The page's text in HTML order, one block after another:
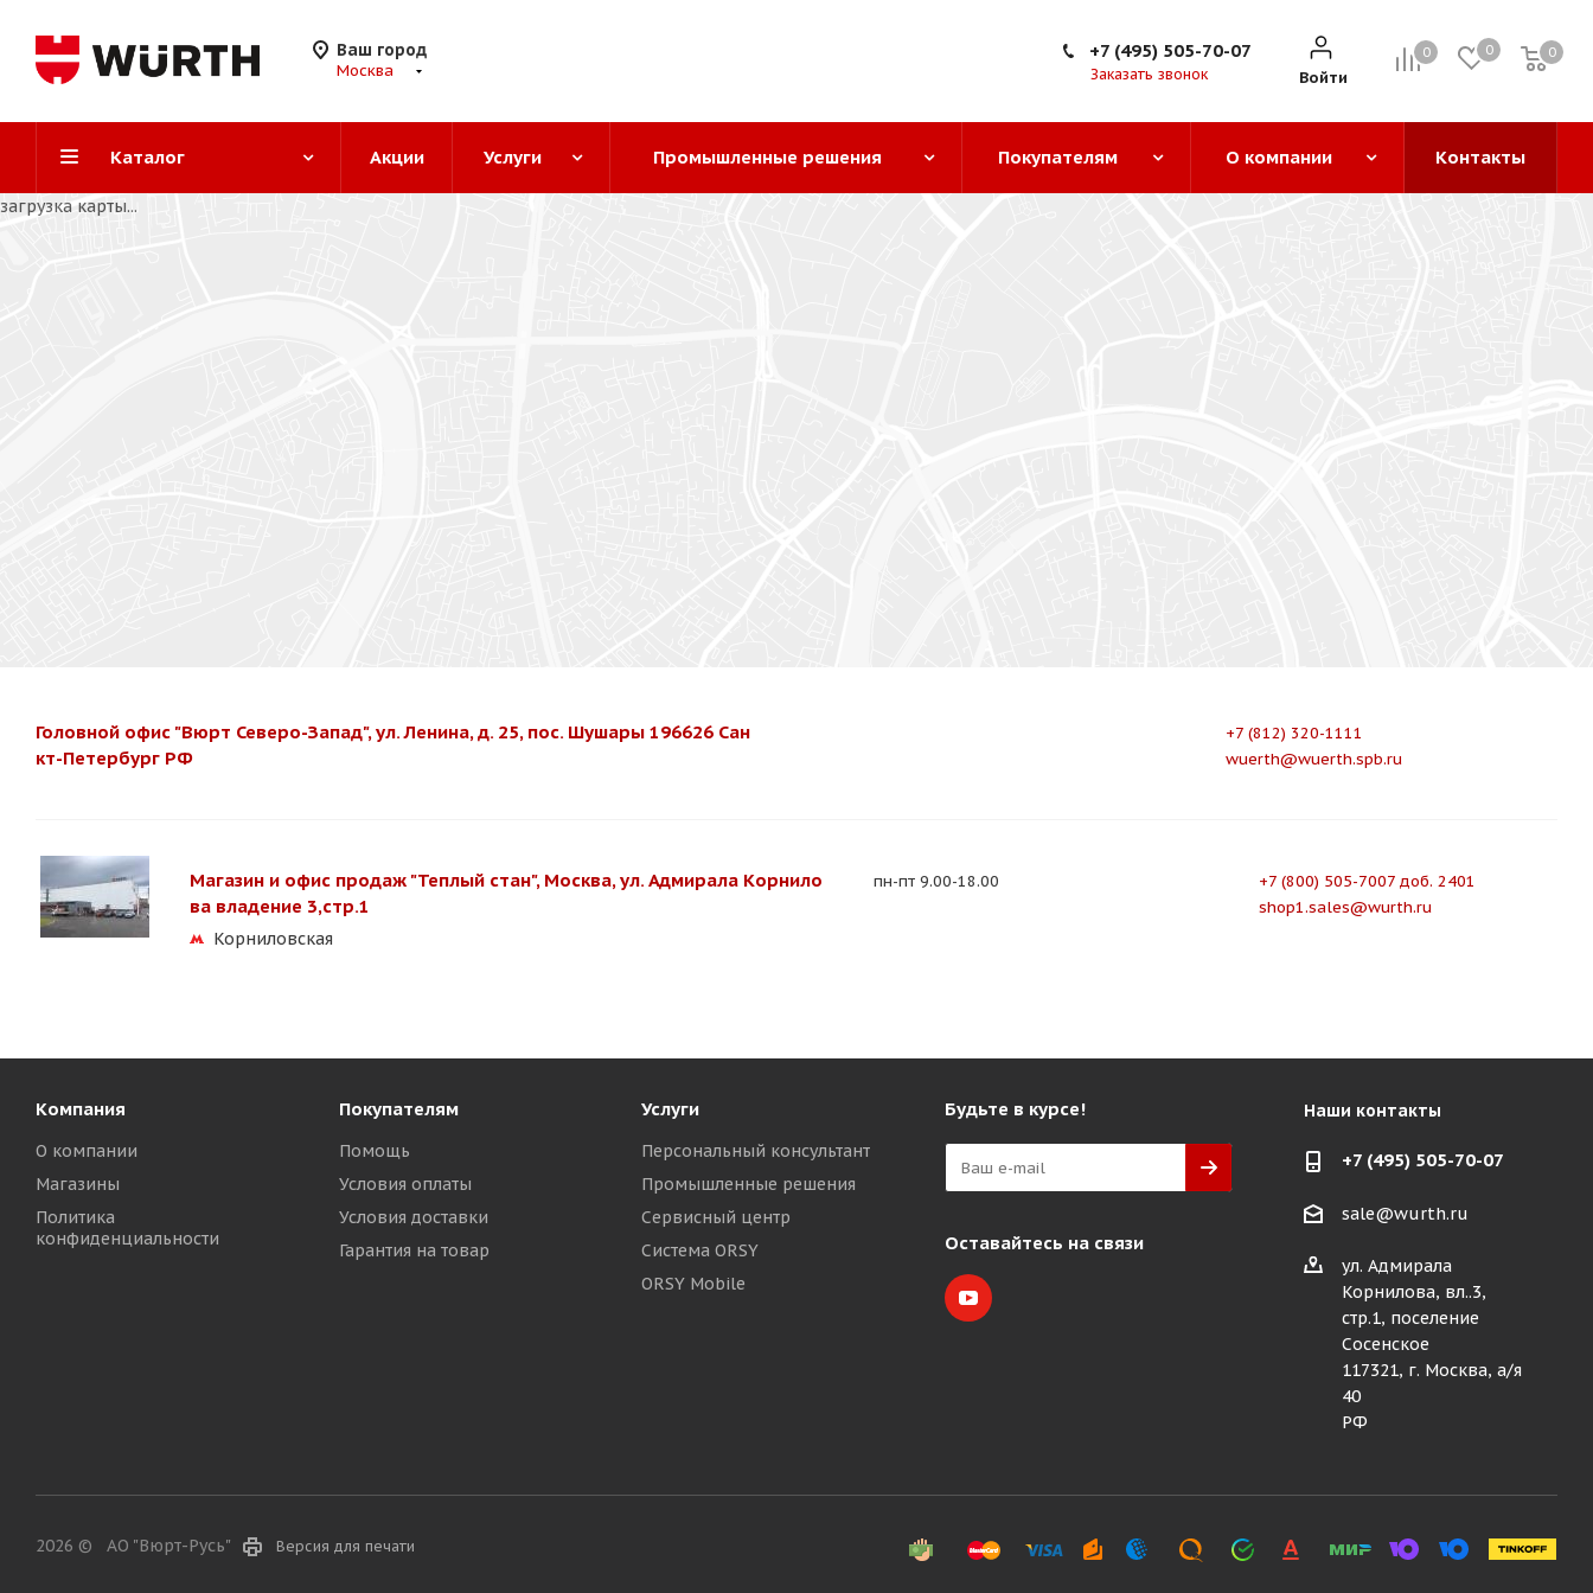
Ваш город
Москва
0 0 0
0
Войти
+7 (495) 505-70-07
Заказать звонок
Каталог Акции Услуги Промышленные решения Покупателям О компании Контакты
загрузка карты...
Головной офис "Вюрт Северо-Запад", ул. Ленина, д. 25, пос. Шушары 196626 Сан
кт-Петербург РФ
+7 (812) 320-1111
wuerth@wuerth.spb.ru
Магазин и офис продаж "Теплый стан", Москва, ул. Адмирала Корнило
ва владение 3,стр.1
Корниловская
пн-пт 9.00-18.00
+7 (800) 505-7007 доб. 2401
shop1.sales@wurth.ru
Компания
О компании
Магазины
Политика
конфиденциальности
Покупателям
Помощь
Условия оплаты
Условия доставки
Гарантия на товар
Услуги
Персональный консультант
Промышленные решения
Сервисный центр
Система ORSY
ORSY Mobile
Будьте в курсе!
Оставайтесь на связи
Наши контакты
+7 (495) 505-70-07
sale@wurth.ru
ул. Адмирала
Корнилова, вл..3,
стр.1, поселение
Сосенское
117321, г. Москва, а/я
40
РФ
2026 © АО "Вюрт-Русь" Версия для печати